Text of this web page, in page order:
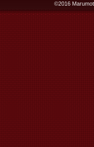
©2016